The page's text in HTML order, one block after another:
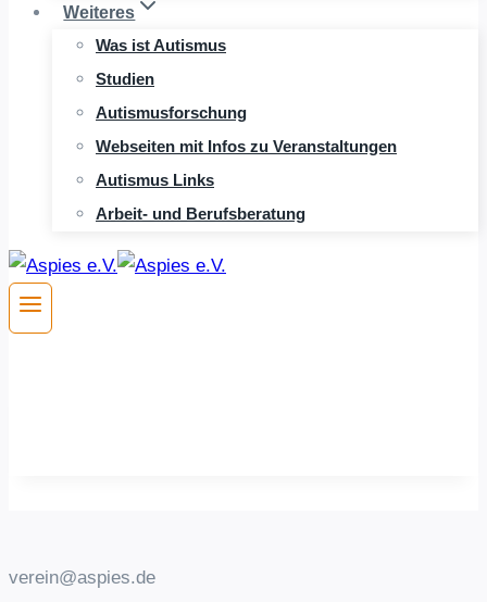
Weiteres
Was ist Autismus
Studien
Autismusforschung
Webseiten mit Infos zu Veranstaltungen
Autismus Links
Arbeit- und Berufsberatung
verein@aspies.de